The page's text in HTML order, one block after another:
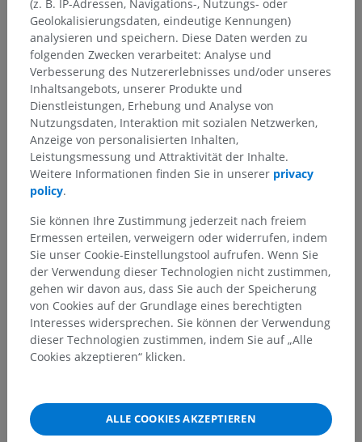
(z. B. IP-Adressen, Navigations-, Nutzungs- oder
Geolokalisierungsdaten, eindeutige Kennungen)
analysieren und speichern. Diese Daten werden zu
folgenden Zwecken verarbeitet: Analyse und
Verbesserung des Nutzererlebnisses und/oder unseres
Inhaltsangebots, unserer Produkte und
Dienstleistungen, Erhebung und Analyse von
Nutzungsdaten, Interaktion mit sozialen Netzwerken,
Anzeige von personalisierten Inhalten,
Leistungsmessung und Attraktivität der Inhalte.
Weitere Informationen finden Sie in unserer privacy
policy.
Sie können Ihre Zustimmung jederzeit nach freiem
Ermessen erteilen, verweigern oder widerrufen, indem
Sie unser Cookie-Einstellungstool aufrufen. Wenn Sie
der Verwendung dieser Technologien nicht zustimmen,
gehen wir davon aus, dass Sie auch der Speicherung
von Cookies auf der Grundlage eines berechtigten
Interesses widersprechen. Sie können der Verwendung
dieser Technologien zustimmen, indem Sie auf „Alle
Cookies akzeptieren“ klicken.
ALLE COOKIES AKZEPTIEREN